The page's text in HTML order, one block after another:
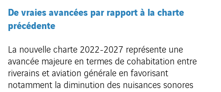
De vraies avancées par rapport à la charte
précédente
La nouvelle charte 2022-2027 représente une
avancée majeure en termes de cohabitation entre
riverains et aviation générale en favorisant
notamment la diminution des nuisances sonores